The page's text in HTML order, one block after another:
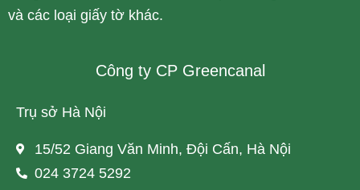
và các loại giấy tờ khác.
Công ty CP Greencanal
Trụ sở Hà Nội
15/52 Giang Văn Minh, Đội Cấn, Hà Nội
024 3724 5292